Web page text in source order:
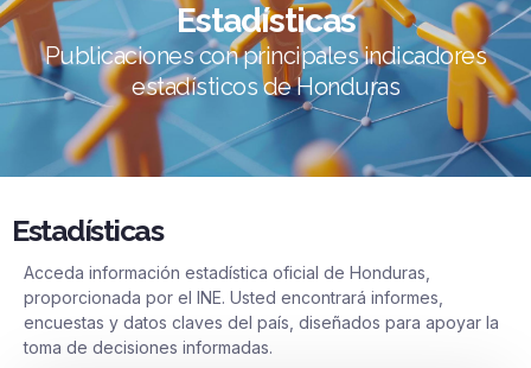
Estadísticas
Publicaciones con principales indicadores
estadísticos de Honduras
Estadísticas
Acceda información estadística oficial de Honduras,
proporcionada por el INE. Usted encontrará informes,
encuestas y datos claves del país, diseñados para apoyar la
toma de decisiones informadas.